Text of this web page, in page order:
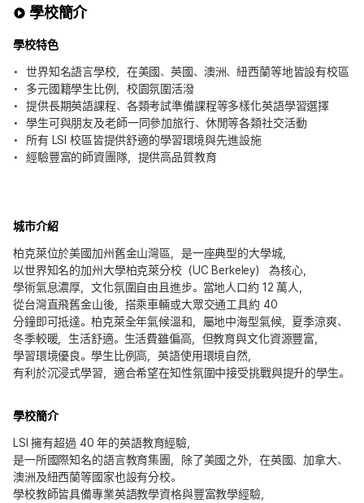
學校簡介
學校特色
世界知名語言學校，在美國、英國、澳洲、紐西蘭等地皆設有校區
多元國籍學生比例，校園氛圍活潑
提供長期英語課程、各類考試準備課程等多樣化英語學習選擇
學生可與朋友及老師一同參加旅行、休閒等各類社交活動
所有 LSI 校區皆提供舒適的學習環境與先進設施
經驗豐富的師資團隊，提供高品質教育
城市介紹
柏克萊位於美國加州舊金山灣區，是一座典型的大學城，
以世界知名的加州大學柏克萊分校（UC Berkeley） 為核心，
學術氣息濃厚，文化氛圍自由且進步。當地人口約 12 萬人，
從台灣直飛舊金山後，搭乘車輛或大眾交通工具約 40
分鐘即可抵達。柏克萊全年氣候溫和，屬地中海型氣候，夏季涼爽、
冬季較暖，生活舒適。生活費雖偏高，但教育與文化資源豐富，
學習環境優良。學生比例高，英語使用環境自然，
有利於沉浸式學習，適合希望在知性氛圍中接受挑戰與提升的學生。
學校簡介
LSI 擁有超過 40 年的英語教育經驗，
是一所國際知名的語言教育集團，除了美國之外，在英國、加拿大、
澳洲及紐西蘭等國家也設有分校。
學校教師皆具備專業英語教學資格與豐富教學經驗，